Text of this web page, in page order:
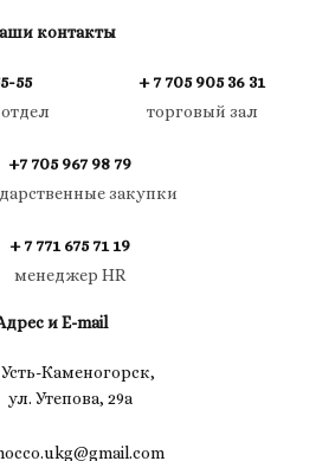
контакты
55 + 7 705 905 36 31
торговый зал
+7 705 967 98 79
закупки
+ 7 771 675 71 19
менеджер HR
и E-mail
Усть-Каменогорск,
ул. Утепова, 29а